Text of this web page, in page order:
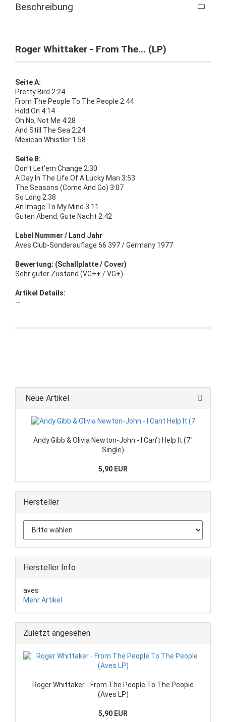
Beschreibung
Roger Whittaker - From The... (LP)
Seite A:
Pretty Bird 2:24
From The People To The People 2:44
Hold On 4:14
Oh No, Not Me 4:28
And Still The Sea 2:24
Mexican Whistler 1:58
Seite B:
Don't Let'em Change 2:30
A Day In The Life Of A Lucky Man 3:53
The Seasons (Come And Go) 3:07
So Long 2:38
An Image To My Mind 3:11
Guten Abend, Gute Nacht 2:42
Label Nummer / Land Jahr
Aves Club-Sonderauflage 66 397 / Germany 1977
Bewertung: (Schallplatte / Cover)
Sehr guter Zustand (VG++ / VG+)
Artikel Details:
--
Neue Artikel
Andy Gibb & Olivia Newton-John - I Can't Help It (7"
Single)
5,90 EUR
Hersteller
Hersteller Info
aves
Mehr Artikel
Zuletzt angesehen
Roger Whittaker - From The People To The People
(Aves LP)
5,90 EUR